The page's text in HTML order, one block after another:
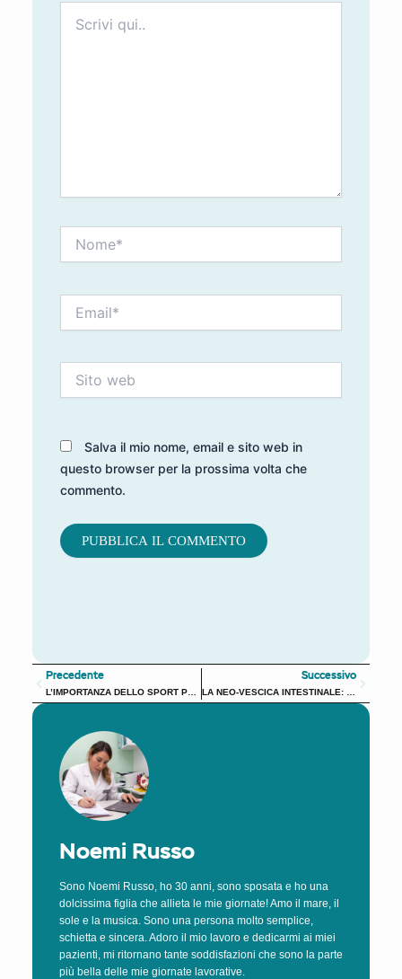
qui..
web
Salva il mio nome, email e sito web in
questo browser per la prossima volta che
commento.
Precedente
Precedente
L’IMPORTANZA DELLO SPORT PER LA SALUTE E IL RUOLO DEL PAVIMENTO PELVICO
Successivo
Noemi Russo
Sono Noemi Russo, ho 30 anni, sono sposata e ho una
dolcissima figlia che allieta le mie giornate! Amo il mare, il
sole e la musica. Sono una persona molto semplice,
schietta e sincera. Adoro il mio lavoro e dedicarmi ai miei
pazienti, mi ritornano tante soddisfazioni che sono la parte
più bella delle mie giornate lavorative.